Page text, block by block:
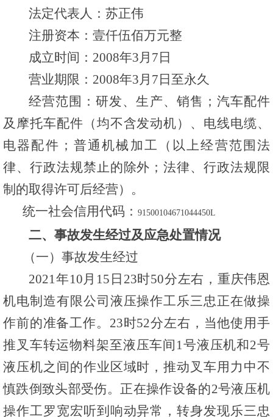
法定代表人：苏正伟
注册资本：壹仟伍佰万元整
成立时间：2008年3月7日
营业期限：2008年3月7日至永久
经营范围：研发、生产、销售；汽车配件
及摩托车配件（均不含发动机）、电线电缆、
电器配件；普通机械加工（以上经营范围法
律、行政法规禁止的除外；法律、行政法规限
制的取得许可后经营）。
统一社会信用代码： 91500104671044450L
二、事故发生经过及应急处置情况
（一）事故发生经过
2021年10月15日23时50分左右，重庆伟恩
机电制造有限公司液压操作工乐三忠正在做操
作前的准备工作。23时52分左右，当他使用手
推叉车转运物料架至液压车间1号液压机和2号
液压机之间的作业区域时，推动叉车用力中不
慎跌倒致头部受伤。正在操作设备的2号液压机
操作工罗宽宏听到响动异常，转身发现乐三忠